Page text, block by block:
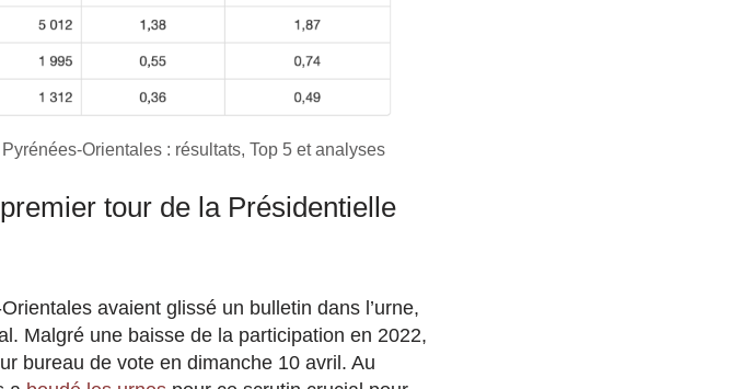
Orientales : résultats, Top 5 et analyses
tour de la Présidentielle
avaient glissé un bulletin dans l’urne,
Malgré une baisse de la participation en 2022,
bureau de vote en dimanche 10 avril. Au